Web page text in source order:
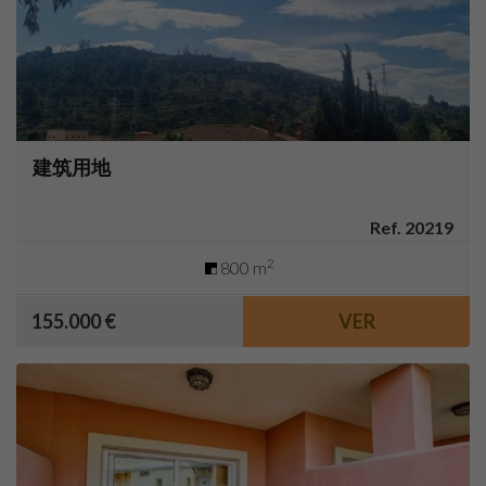
建筑用地
Ref. 20219
800 m2
155.000 € VER